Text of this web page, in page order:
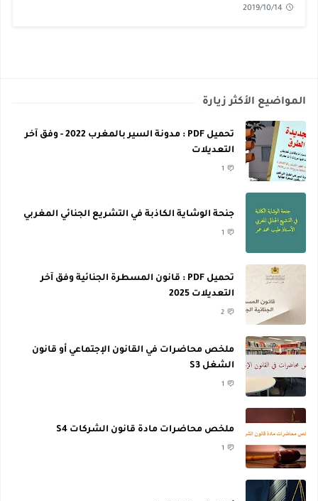
2019/10/14
المواضيع الأكثر زيارة
تحميل PDF : مدونة السير بالمغرب 2022 - وفق آخر
التعديلات
1
جنحة الوشاية الكاذبة في التشريع الجنائي المغربي
1
تحميل PDF : قانون المسطرة الجنائية وفق آخر
التعديلات 2025
2
ملخص محاضرات في القانون الإجتماعي أو قانون
الشغل S3
1
ملخص محاضرات مادة قانون الشركات S4
1